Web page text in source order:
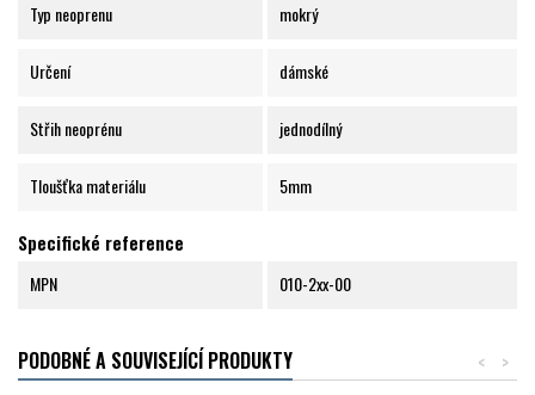
Typ neoprenu mokrý
Určení dámské
Střih neoprénu jednodílný
Tloušťka materiálu 5mm
Specifické reference
MPN 010-2xx-00
PODOBNÉ A SOUVISEJÍCÍ PRODUKTY >
<